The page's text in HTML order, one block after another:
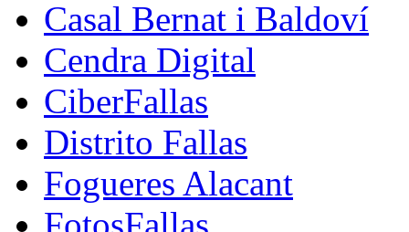
Casal Bernat i Baldoví
Cendra Digital
CiberFallas
Distrito Fallas
Fogueres Alacant